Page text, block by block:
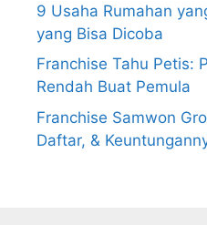
9 Usaha Rumahan
yang Bisa Dicoba
Franchise Tahu Petis:
Rendah Buat Pemula
Franchise Samwon
Daftar, &